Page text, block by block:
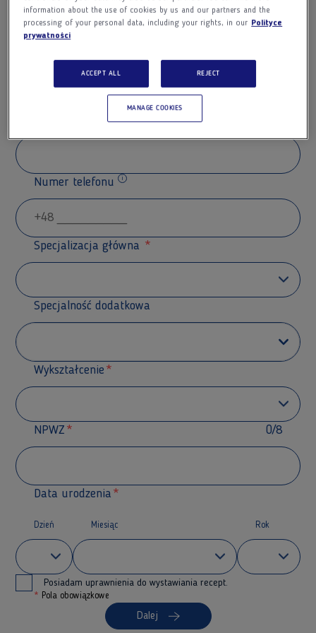
Numer telefonu
Specjalizacja główna
Specjalność dodatkowa
Wykształcenie
NPWZ 0/8
Data urodzenia
Dzień Miesiąc Rok
Posiadam uprawnienia do wystawiania recept.
* Pola obowiązkowe
Dalej
information about the use of cookies by us and our partners and the
processing of your personal data, including your rights, in our Polityce
prywatności
ACCEPT ALL REJECT
MANAGE COOKIES